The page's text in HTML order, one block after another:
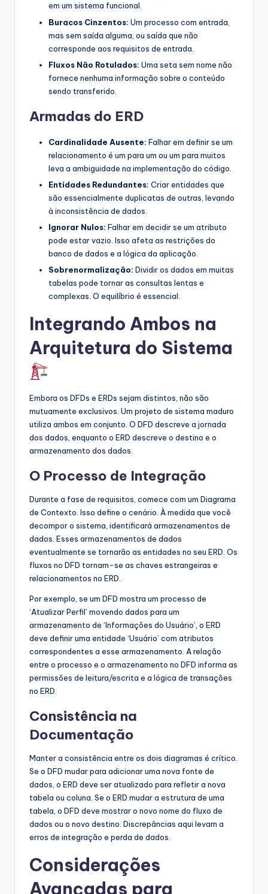
em um sistema funcional.
Buracos Cinzentos: Um processo com entrada,
mas sem saída alguma, ou saída que não
corresponde aos requisitos de entrada.
Fluxos Não Rotulados: Uma seta sem nome não
fornece nenhuma informação sobre o conteúdo
sendo transferido.
Armadas do ERD
Cardinalidade Ausente: Falhar em definir se um
relacionamento é um para um ou um para muitos
leva a ambiguidade na implementação do código.
Entidades Redundantes: Criar entidades que
são essencialmente duplicatas de outras, levando
à inconsistência de dados.
Ignorar Nulos: Falhar em decidir se um atributo
pode estar vazio. Isso afeta as restrições do
banco de dados e a lógica da aplicação.
Sobrenormalização: Dividir os dados em muitas
tabelas pode tornar as consultas lentas e
complexas. O equilíbrio é essencial.
Integrando Ambos na
Arquitetura do Sistema
Embora os DFDs e ERDs sejam distintos, não são
mutuamente exclusivos. Um projeto de sistema maduro
utiliza ambos em conjunto. O DFD descreve a jornada
dos dados, enquanto o ERD descreve o destino e o
armazenamento dos dados.
O Processo de Integração
Durante a fase de requisitos, comece com um Diagrama
de Contexto. Isso define o cenário. À medida que você
decompor o sistema, identificará armazenamentos de
dados. Esses armazenamentos de dados
eventualmente se tornarão as entidades no seu ERD. Os
fluxos no DFD tornam-se as chaves estrangeiras e
relacionamentos no ERD.
Por exemplo, se um DFD mostra um processo de
‘Atualizar Perfil’ movendo dados para um
armazenamento de ‘Informações do Usuário’, o ERD
deve definir uma entidade ‘Usuário’ com atributos
correspondentes a esse armazenamento. A relação
entre o processo e o armazenamento no DFD informa as
permissões de leitura/escrita e a lógica de transações
no ERD.
Consistência na
Documentação
Manter a consistência entre os dois diagramas é crítico.
Se o DFD mudar para adicionar uma nova fonte de
dados, o ERD deve ser atualizado para refletir a nova
tabela ou coluna. Se o ERD mudar a estrutura de uma
tabela, o DFD deve mostrar o novo nome do fluxo de
dados ou o novo destino. Discrepâncias aqui levam a
erros de integração e perda de dados.
Considerações
Avançadas para